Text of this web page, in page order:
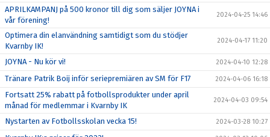
APRILKAMPANJ på 500 kronor till dig som säljer JOYNA i
vår förening!
2024-04-25 14:46
Optimera din elanvändning samtidigt som du stödjer
Kvarnby IK!
2024-04-17 11:20
JOYNA - Nu kör vi! 2024-04-10 12:28
Tränare Patrik Boij inför seriepremiären av SM för F17 2024-04-06 16:18
Fortsatt 25% rabatt på fotbollsprodukter under april
månad för medlemmar i Kvarnby IK
2024-04-03 09:54
Nystarten av Fotbollsskolan vecka 15! 2024-03-28 10:27